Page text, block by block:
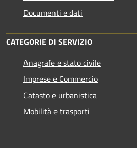
Documenti e dati
CATEGORIE DI SERVIZIO
Anagrafe e stato civile
Imprese e Commercio
Catasto e urbanistica
Mobilità e trasporti